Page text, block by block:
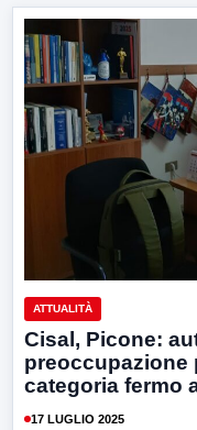
ATTUALITÀ
Cisal, Picone:
preoccupazione
categoria fermo
17 LUGLIO 2025